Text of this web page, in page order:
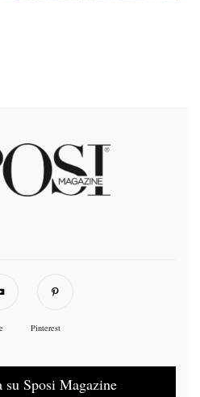
Pinterest
Sposi Magazine